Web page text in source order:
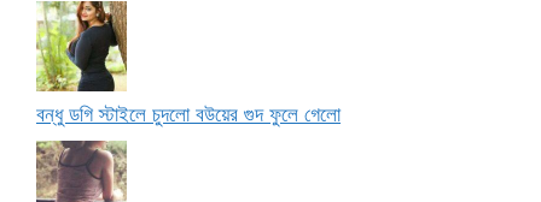
বন্ধু ডগি স্টাইলে চুদলো বউয়ের গুদ ফুলে গেলো